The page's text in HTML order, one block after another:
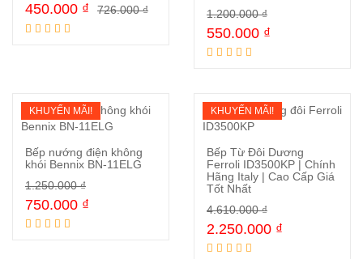
Mua ngay
726.000₫
450.000 ₫
Mua ngay
1.200.000₫
550.000 ₫
KHUYẾN MÃI!
Mua ngay
Bếp nướng điện không
khói Bennix BN-11ELG
1.250.000₫
750.000 ₫
KHUYẾN MÃI!
Bếp Từ Đôi Dương
Ferroli ID3500KP | Chính
Hãng Italy | Cao Cấp Giá
Tốt Nhất
4.610.000₫
2.250.000 ₫